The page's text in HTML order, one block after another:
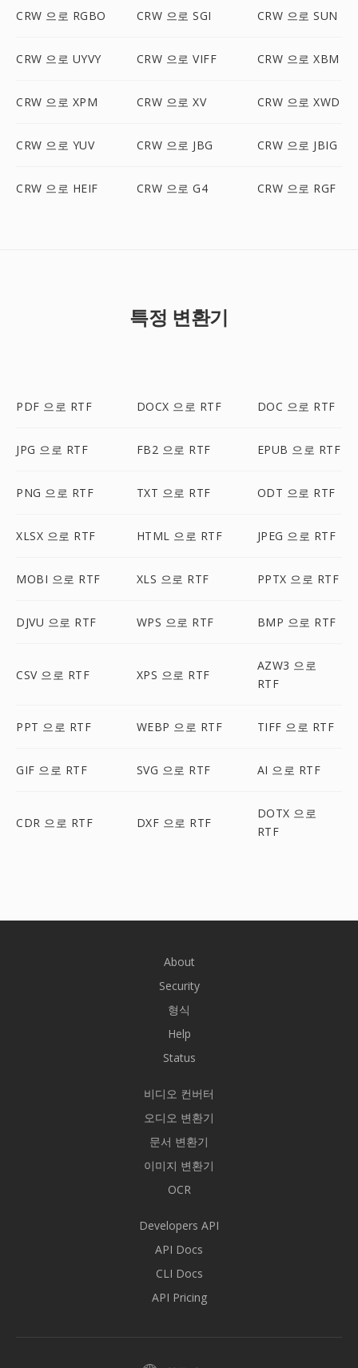
CRW 으로 RGBO CRW 으로 SGI CRW 으로 SUN
CRW 으로 UYVY CRW 으로 VIFF CRW 으로 XBM
CRW 으로 XPM CRW 으로 XV CRW 으로 XWD
CRW 으로 YUV CRW 으로 JBG CRW 으로 JBIG
CRW 으로 HEIF CRW 으로 G4 CRW 으로 RGF
특정 변환기
PDF 으로 RTF DOCX 으로 RTF DOC 으로 RTF
JPG 으로 RTF FB2 으로 RTF EPUB 으로 RTF
PNG 으로 RTF TXT 으로 RTF ODT 으로 RTF
XLSX 으로 RTF HTML 으로 RTF JPEG 으로 RTF
MOBI 으로 RTF XLS 으로 RTF PPTX 으로 RTF
DJVU 으로 RTF WPS 으로 RTF BMP 으로 RTF
CSV 으로 RTF XPS 으로 RTF
AZW3 으로
RTF
PPT 으로 RTF WEBP 으로 RTF TIFF 으로 RTF
GIF 으로 RTF SVG 으로 RTF AI 으로 RTF
CDR 으로 RTF DXF 으로 RTF
DOTX 으로
RTF
About
Security
형식
Help
Status
비디오 컨버터
오디오 변환기
문서 변환기
이미지 변환기
OCR
Developers API
API Docs
CLI Docs
API Pricing